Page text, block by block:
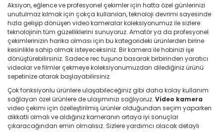
Aksiyon, eğlence ve profesyonel çekimler için hatta özel günlerinizi
unutulmaz kılmak için çokça kullanılan, teknoloji devrimi sayesinde
hızla gelişip dönüşen video kameralar koleksiyonumuz ile sizlere
teknolojinin tüm güzelliklerini sunuyoruz. Amatör ya da profesyonel
çekimlerinizin harika olması için bu kategorideki ürünlerden birine
kesinlikle sahip olmak isteyeceksiniz. Bir kamera ile hobinizi işe
dönüştürebilirsiniz. Sadece rec tuşuna basarak birbirinden yaratıcı
videolar ve filmler çekmeye koleksiyonumuzdan dilediğiniz ürünü
sepetinize atarak başlayabilirsiniz.
Çok fonksiyonlu ürünlere ulaşabileceğiniz gibi daha kolay kullanım
sağlayan özel ürünlere de ulaşımınızı sağlıyoruz. Video kamera
video çekimi için özelleştirilmiş ürünler olduğundan seçim yaparken
dikkatli olmalı ve aldığınız kameranın ortaya iyi sonuçlar
çıkaracağından emin olmalısız. Sizlere yardımcı olacak detaylı